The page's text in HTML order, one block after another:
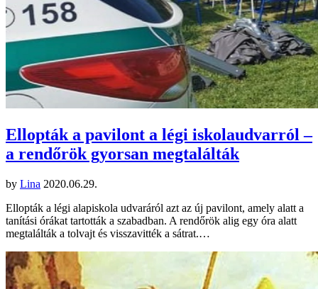
Ellopták a pavilont a légi iskolaudvarról –
a rendőrök gyorsan megtalálták
by Lina 2020.06.29.
Ellopták a légi alapiskola udvaráról azt az új pavilont, amely alatt a
tanítási órákat tartották a szabadban. A rendőrök alig egy óra alatt
megtalálták a tolvajt és visszavitték a sátrat.…